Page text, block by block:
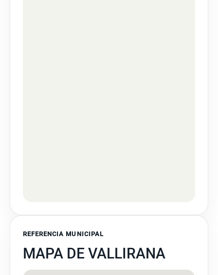
REFERENCIA MUNICIPAL
MAPA DE VALLIRANA